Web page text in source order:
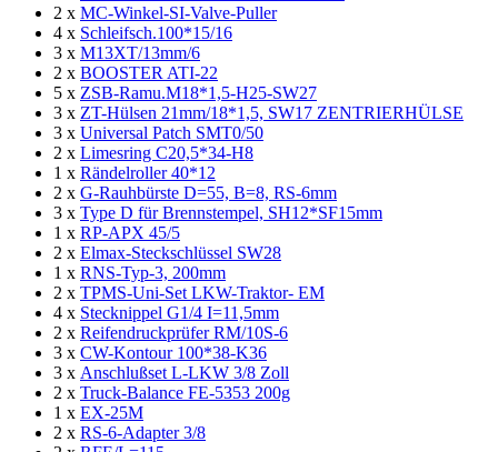
2 x MC-Winkel-SI-Valve-Puller
4 x Schleifsch.100*15/16
3 x M13XT/13mm/6
2 x BOOSTER ATI-22
5 x ZSB-Ramu.M18*1,5-H25-SW27
3 x ZT-Hülsen 21mm/18*1,5, SW17 ZENTRIERHÜLSE
3 x Universal Patch SMT0/50
2 x Limesring C20,5*34-H8
1 x Rändelroller 40*12
2 x G-Rauhbürste D=55, B=8, RS-6mm
3 x Type D für Brennstempel, SH12*SF15mm
1 x RP-APX 45/5
2 x Elmax-Steckschlüssel SW28
1 x RNS-Typ-3, 200mm
2 x TPMS-Uni-Set LKW-Traktor- EM
4 x Stecknippel G1/4 I=11,5mm
2 x Reifendruckprüfer RM/10S-6
3 x CW-Kontour 100*38-K36
3 x Anschlußset L-LKW 3/8 Zoll
2 x Truck-Balance FE-5353 200g
1 x EX-25M
2 x RS-6-Adapter 3/8